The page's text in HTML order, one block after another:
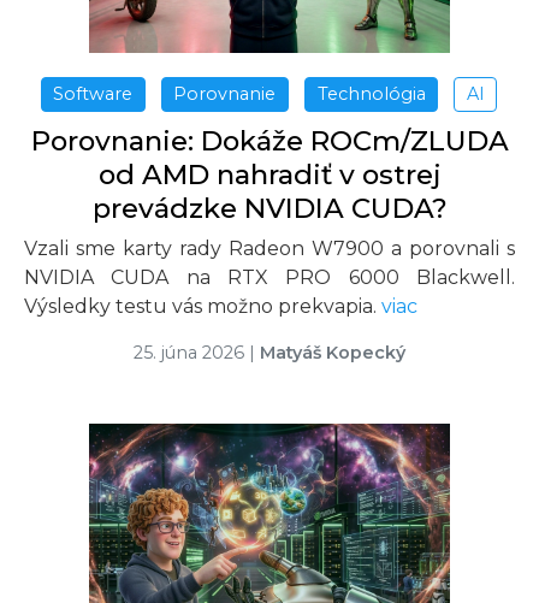
Software Porovnanie Technológia AI
Porovnanie: Dokáže ROCm/ZLUDA
od AMD nahradiť v ostrej
prevádzke NVIDIA CUDA?
Vzali sme karty rady Radeon W7900 a porovnali s
NVIDIA CUDA na RTX PRO 6000 Blackwell.
Výsledky testu vás možno prekvapia. viac
25. júna 2026 | Matyáš Kopecký